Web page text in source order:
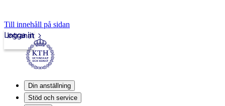
Till innehåll på sidan
Intranät
Logga in
Din anställning
Stöd och service